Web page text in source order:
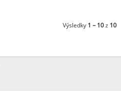
Výsledky 1 – 10z 10